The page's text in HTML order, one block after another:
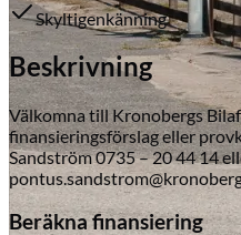
Skyltigenkänning
Beskrivning
Välkomna till Kronobergs
finansieringsförslag eller
Sandström 0735 – 20 44 14
Beräkna finansiering